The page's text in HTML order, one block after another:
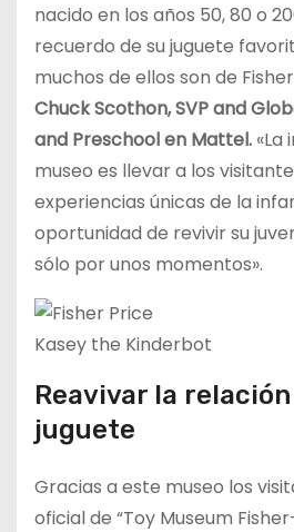
nacido en los años 50, 80 o
recuerdo de su juguete
muchos de ellos son de
Chuck Scothon, SVP and
and Preschool en Mattel. «La
museo es llevar a los
experiencias únicas de la
oportunidad de revivir su
sólo por unos momentos».
Kasey the Kinderbot
Reavivar la
juguete
Gracias a este museo los
oficial de “Toy Museum